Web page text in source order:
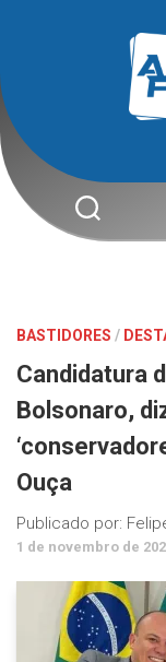
BASTIDORES /
Candidatura
Bolsonaro,
Ouça
Publicado por:
1 de novembro de